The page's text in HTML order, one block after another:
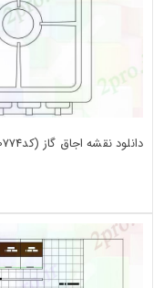
دانلود نقشه اجاق گاز (کد30774)